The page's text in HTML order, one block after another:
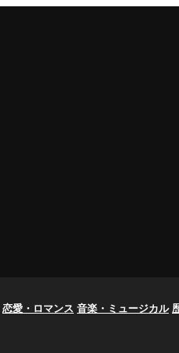
恋愛・ロマンス 音楽・ミュージカル